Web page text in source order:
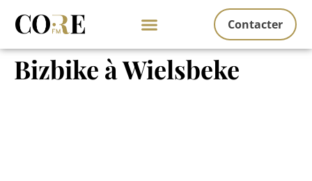
Contacter
Bizbike à Wielsbeke